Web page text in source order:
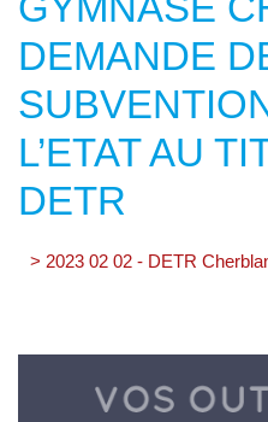
DEMANDE
L’ETAT AU
DETR
> 2023 02 02 - DETR